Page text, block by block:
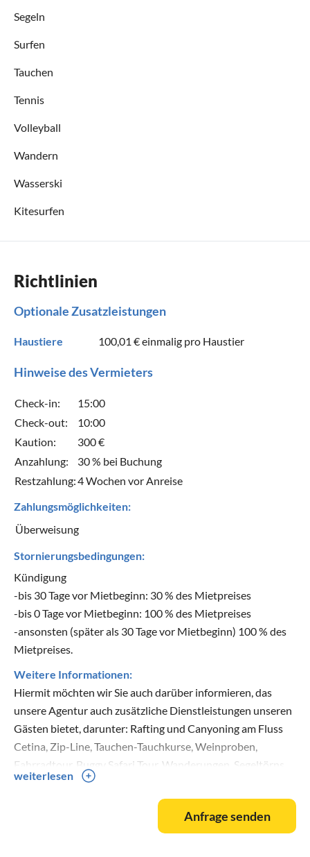
Segeln
Surfen
Tauchen
Tennis
Volleyball
Wandern
Wasserski
Kitesurfen
Richtlinien
Optionale Zusatzleistungen
Haustiere 100,01 €einmalig pro Haustier
Hinweise des Vermieters
Check-in:
15:00
Check-out:
10:00
Kaution:
300 €
Anzahlung:
30 % bei Buchung
Restzahlung:4 Wochen vor Anreise
Zahlungsmöglichkeiten:
Überweisung
Stornierungsbedingungen:
Kündigung
-bis 30 Tage vor Mietbeginn: 30 % des Mietpreises
-bis 0 Tage vor Mietbeginn: 100 % des Mietpreises
-ansonsten (später als 30 Tage vor Mietbeginn) 100 % des
Mietpreises.
Weitere Informationen:
Hiermit möchten wir Sie auch darüber informieren, das
unsere Agentur auch zusätzliche Dienstleistungen unseren
Gästen bietet, darunter: Rafting und Canyoning am Fluss
Cetina, Zip-Line, Tauchen-Tauchkurse, Weinproben,
Fahrradtour, Buggy Safari Tour, Wanderungen, Segeltörns,
verschiedene interessante Bootsausfüge mit Schnellboot,
Schnellboot-Vermietung, Ausflüge mit Minibus nach Split,
Mostar, Dubrovnik, Nationalpark Krka Wasserfälle,
Nationalpark Plitwitzer Seen, Flughafen und sonstige
weiterlesen
Anfrage senden